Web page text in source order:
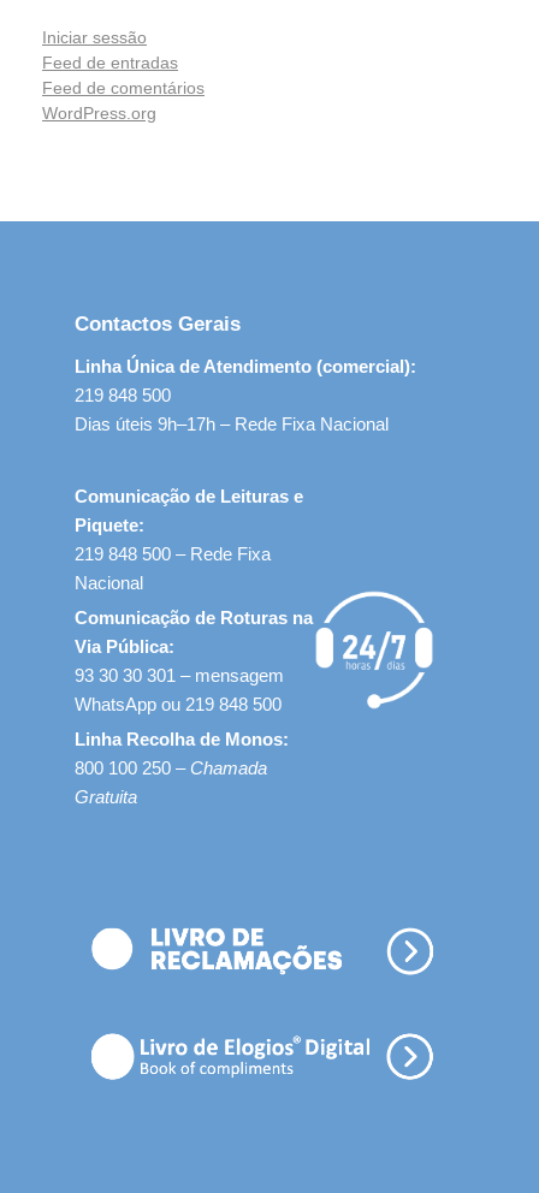
Iniciar sessão
Feed de entradas
Feed de comentários
WordPress.org
Contactos Gerais
Linha Única de Atendimento (comercial):
219 848 500
Dias úteis 9h–17h – Rede Fixa Nacional
Comunicação de Leituras e
Piquete:
219 848 500 – Rede Fixa
Nacional
Comunicação de Roturas na
Via Pública:
93 30 30 301 – mensagem
WhatsApp ou 219 848 500
Linha Recolha de Monos:
800 100 250 – Chamada
Gratuita